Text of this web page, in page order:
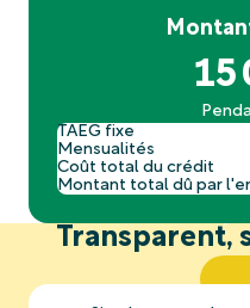
15
TAEG fixe
Mensualités
Coût total du crédit
Montant total dû par
Transparent,